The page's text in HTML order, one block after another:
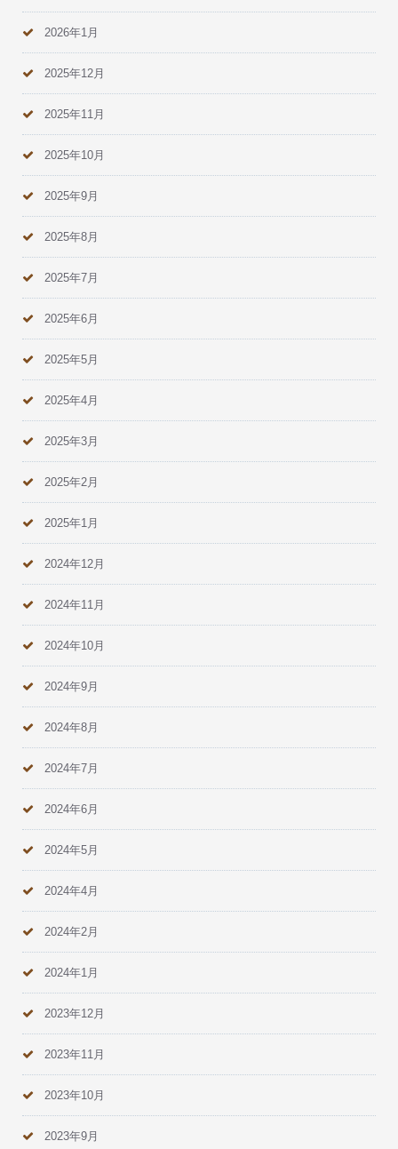
2026年1月
2025年12月
2025年11月
2025年10月
2025年9月
2025年8月
2025年7月
2025年6月
2025年5月
2025年4月
2025年3月
2025年2月
2025年1月
2024年12月
2024年11月
2024年10月
2024年9月
2024年8月
2024年7月
2024年6月
2024年5月
2024年4月
2024年2月
2024年1月
2023年12月
2023年11月
2023年10月
2023年9月